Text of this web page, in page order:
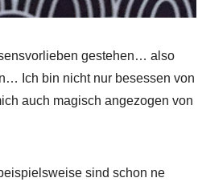
gestehen… also
Ich bin nicht nur besessen von
auch magisch angezogen von
sind schon ne